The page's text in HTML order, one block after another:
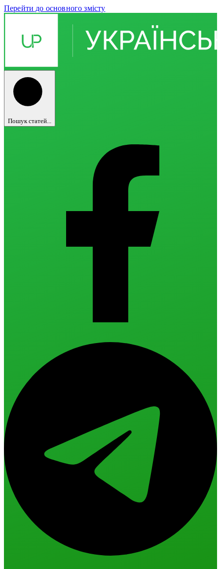
Перейти до основного змісту
Пошук статей...